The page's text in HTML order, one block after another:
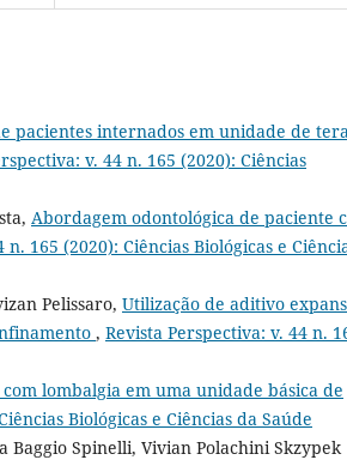
pacientes internados em unidade de
v. 44 n. 165 (2020): Ciências
Abordagem odontológica de paciente
165 (2020): Ciências Biológicas e
Pelissaro, Utilização de aditivo
, Revista Perspectiva: v. 44 n.
lombalgia em uma unidade básica de
Biológicas e Ciências da Saúde
Spinelli, Vivian Polachini Skzypek